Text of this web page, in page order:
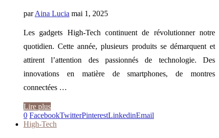
parAina Lucia mai 1, 2025
Les gadgets High-Tech continuent de révolutionner notre
quotidien. Cette année, plusieurs produits se démarquent et
attirent l’attention des passionnés de technologie. Des
innovations en matière de smartphones, de montres
connectées …
Lire plus
0 FacebookTwitterPinterestLinkedinEmail
High-Tech